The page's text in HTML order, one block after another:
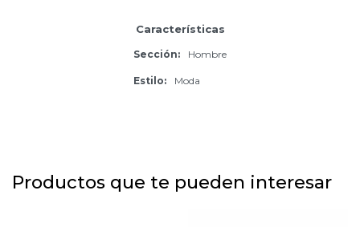
Características
Sección Hombre
Estilo Moda
Productos que te pueden interesar